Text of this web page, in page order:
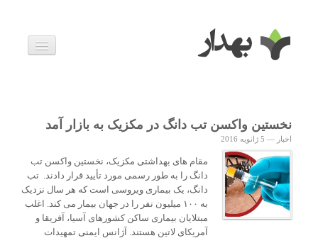
زندگی سالم
خانواده و بارداری
درباره ما
نخستین واکسن تب دانگ در مکزیک به بازار آمد
اخبار — 5 ژانویه 2016
مقام های بهداشتی مکزیک، نخستین واکسن تب
دانگ را به طور رسمی مورد تأیید قرار دادند. تب
دانگ، یک بیماری ویروسی است که هر سال نزدیک
به ۱۰۰ میلیون نفر را در جهان بیمار می کند. اغلب
مبتلایان بیماری ساکن کشورهای آسیا، آفریقا و
آمریکای لاتین هستند. آژانس ایمنی تمهیدات